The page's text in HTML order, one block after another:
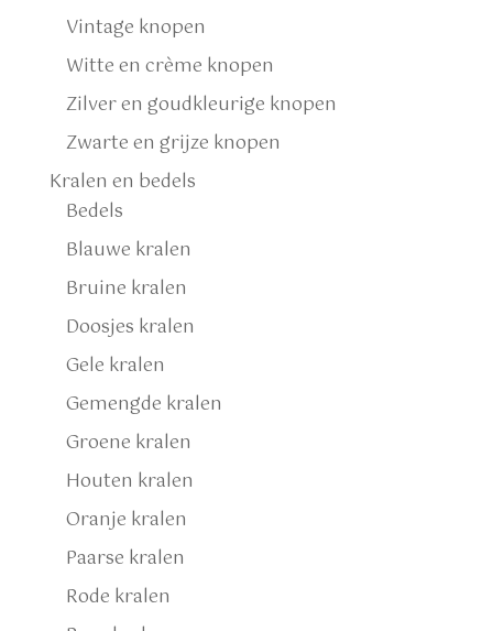
Vintage knopen
Witte en crème knopen
Zilver en goudkleurige knopen
Zwarte en grijze knopen
Kralen en bedels
Bedels
Blauwe kralen
Bruine kralen
Doosjes kralen
Gele kralen
Gemengde kralen
Groene kralen
Houten kralen
Oranje kralen
Paarse kralen
Rode kralen